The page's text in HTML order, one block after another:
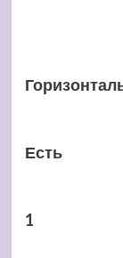
Есть
1